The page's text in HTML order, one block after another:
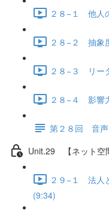
２８−１ 他人
２８−２ 抽象
２８−３ リー
２８−４ 影響
第２８回 音声
Unit.29 【ネット空
２９−１ 法人
(9:34)